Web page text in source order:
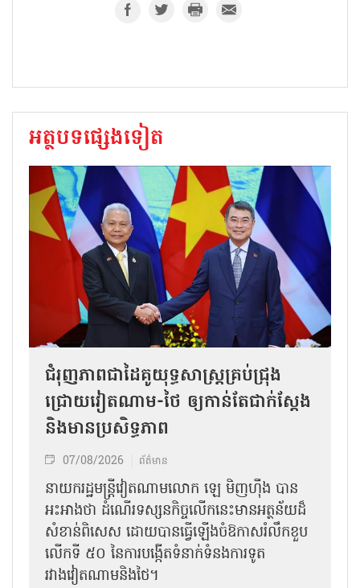
អត្ថបទផ្សេងទៀត
ជំរុញភាពជាដៃគូយុទ្ធសាស្ត្រគ្រប់ជ្រុង
ជ្រោយវៀតណាម-ថៃ ឲ្យកាន់តែជាក់ស្ដែង
និងមានប្រសិទ្ធភាព
07/08/2026 ព័ត៌មាន
នាយករដ្ឋមន្ត្រីវៀតណាមលោក ឡេ មិញហ៊ឹង បាន
អះអាងថា ដំណើរទស្សនកិច្ចលើកនេះមានអត្ថន័យដ៏
សំខាន់ពិសេស ដោយបានធ្វើឡើងចំឱកាសរំលឹកខួប
លើកទី ៥០ នៃការបង្កើតទំនាក់ទំនងការទូត
រវាងវៀតណាមនិងថៃ។